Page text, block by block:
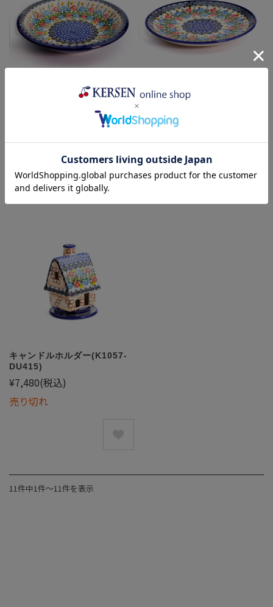
スープ・パスタ皿(K1105-
売り切れ
平皿φ19cm(K1102-DU415)
¥4,950(税込)
キャンドルホルダー(K1057-
DU415)
¥7,480(税込)
売り切れ
11件中1件〜11件を表示